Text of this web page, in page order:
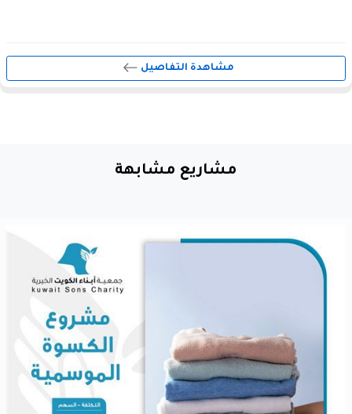
مشاهدة التفاصيل
مشاريع مشابهة